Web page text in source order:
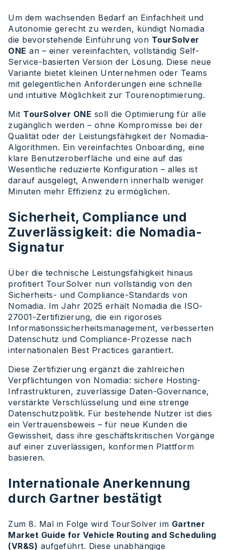
Um dem wachsenden Bedarf an Einfachheit und
Autonomie gerecht zu werden, kündigt Nomadia
die bevorstehende Einführung von TourSolver
ONE an – einer vereinfachten, vollständig Self-
Service-basierten Version der Lösung. Diese neue
Variante bietet kleinen Unternehmen oder Teams
mit gelegentlichen Anforderungen eine schnelle
und intuitive Möglichkeit zur Tourenoptimierung.
Mit TourSolver ONE soll die Optimierung für alle
zugänglich werden – ohne Kompromisse bei der
Qualität oder der Leistungsfähigkeit der Nomadia-
Algorithmen. Ein vereinfachtes Onboarding, eine
klare Benutzeroberfläche und eine auf das
Wesentliche reduzierte Konfiguration – alles ist
darauf ausgelegt, Anwendern innerhalb weniger
Minuten mehr Effizienz zu ermöglichen.
Sicherheit, Compliance und
Zuverlässigkeit: die Nomadia-
Signatur
Über die technische Leistungsfähigkeit hinaus
profitiert TourSolver nun vollständig von den
Sicherheits- und Compliance-Standards von
Nomadia. Im Jahr 2025 erhält Nomadia die ISO-
27001-Zertifizierung, die ein rigoroses
Informationssicherheitsmanagement, verbesserten
Datenschutz und Compliance-Prozesse nach
internationalen Best Practices garantiert.
Diese Zertifizierung ergänzt die zahlreichen
Verpflichtungen von Nomadia: sichere Hosting-
Infrastrukturen, zuverlässige Daten-Governance,
verstärkte Verschlüsselung und eine strenge
Datenschutzpolitik. Für bestehende Nutzer ist dies
ein Vertrauensbeweis – für neue Kunden die
Gewissheit, dass ihre geschäftskritischen Vorgänge
auf einer zuverlässigen, konformen Plattform
basieren.
Internationale Anerkennung
durch Gartner bestätigt
Zum 8. Mal in Folge wird TourSolver im Gartner
Market Guide for Vehicle Routing and Scheduling
(VR&S) aufgeführt. Diese unabhängige